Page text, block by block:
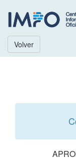
Volver